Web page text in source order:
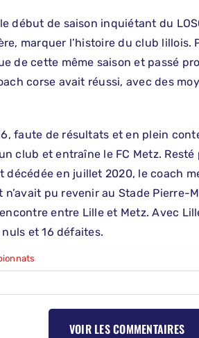
début de saison inquiétant du
marquer l’histoire du club lillois.
de cette même saison et passé
corse avait réussi, avec des
faute de résultats et en plein
club et entraîne le FC Metz.
décédée en juillet 2020, le coach
pu revenir au Stade Pierre-
entre Lille et Metz. Avec
et 16 défaites.
VOIR LES COMMENTAIRES